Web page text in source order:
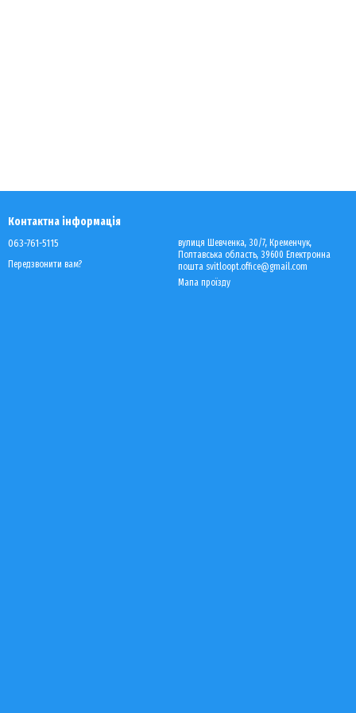
Контактна інформація
063-761-5115
Передзвонити вам?
вулиця Шевченка, 30/7, Кременчук,
Полтавська область, 39600 Електронна
пошта svitloopt.office@gmail.com
Мапа проїзду